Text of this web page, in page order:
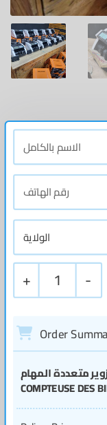
+ 1 -
Order
متعددة المهام
COMPTEUSE DES